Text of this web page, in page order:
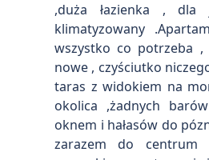
,duża łazienka , dla
klimatyzowany
wszystko co potrzeba ,
nowe , czyściutko
taras z widokiem na
okolica ,żadnych
oknem i hałasów do
zarazem do